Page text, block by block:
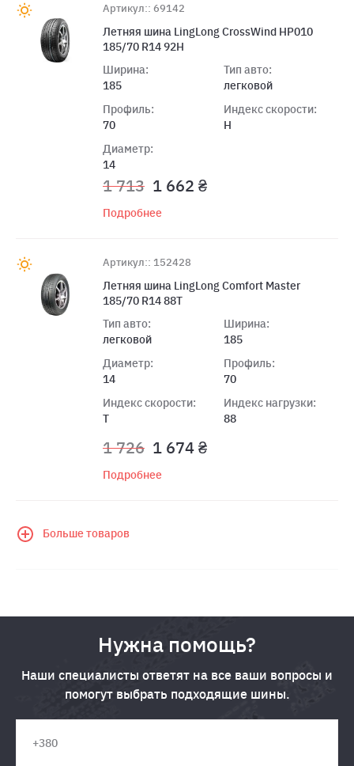
Артикул:: 69142
Летняя шина LingLong CrossWind HP010
185/70 R14 92H
Ширина:
185
Профиль:
70
Диаметр:
14
Тип авто:
легковой
Индекс скорости:
H
1 713 1 662 ₴
Подробнее
Артикул:: 152428
Летняя шина LingLong Comfort Master
185/70 R14 88T
Тип авто:
легковой
Диаметр:
14
Индекс скорости:
T
Ширина:
185
Профиль:
70
Индекс нагрузки:
88
1 726 1 674 ₴
Подробнее
Больше товаров
Нужна помощь?
Наши специалисты ответят на все ваши вопросы и
помогут выбрать подходящие шины.